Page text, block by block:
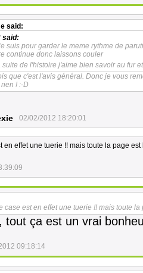
said:
said:
suis pour garder le meme rythme de
continue donc laissons couler
suite de l'histoire j'aime bien savoir au fur
que c'est l'avis général. Donc je vous
! :-D
02/02/2012 18:20:01
en effet une tuerie !! mais toute la page
case est en effet une tuerie !! mais toute
tout ça est un vrai
09:18:14